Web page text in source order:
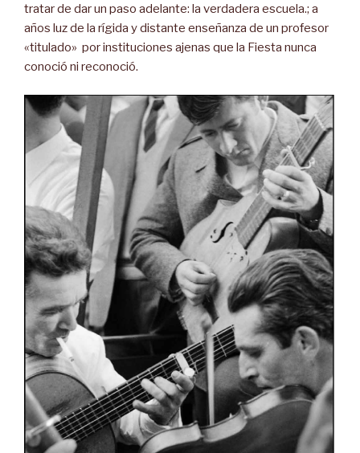
tratar de dar un paso adelante: la verdadera escuela.; a
años luz de la rígida y distante enseñanza de un profesor
«titulado» por instituciones ajenas que la Fiesta nunca
conoció ni reconoció.